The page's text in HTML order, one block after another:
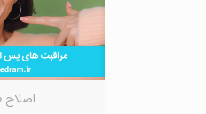
اصلاح